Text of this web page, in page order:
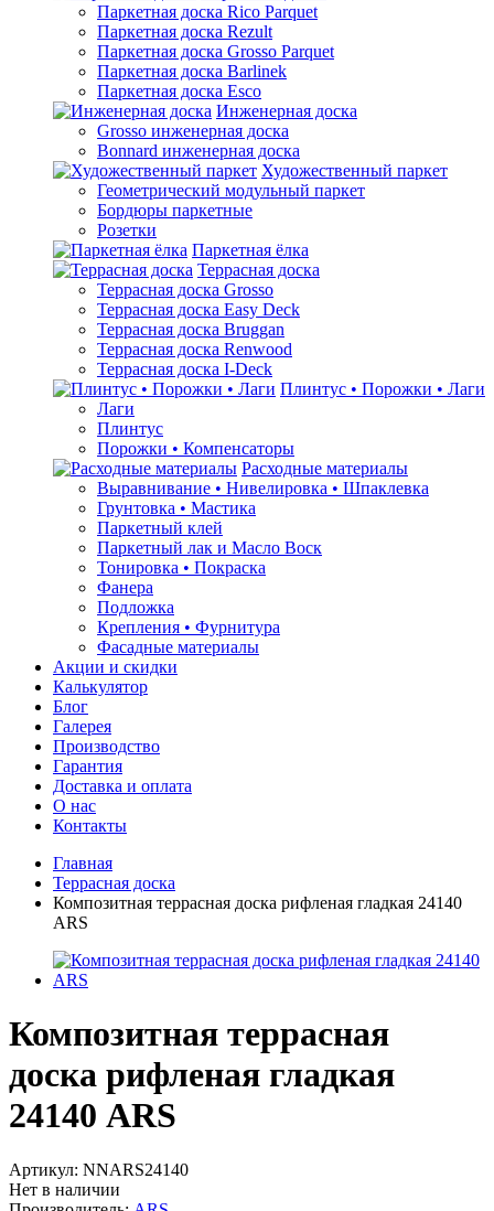
Паркетная доска Rico Parquet
Паркетная доска Rezult
Паркетная доска Grosso Parquet
Паркетная доска Barlinek
Паркетная доска Esco
Инженерная доска
Grosso инженерная доска
Bonnard инженерная доска
Художественный паркет
Геометрический модульный паркет
Бордюры паркетные
Розетки
Паркетная ёлка
Террасная доска
Террасная доска Grosso
Террасная доска Easy Deck
Террасная доска Bruggan
Террасная доска Renwood
Террасная доска I-Deck
Плинтус • Порожки • Лаги
Лаги
Плинтус
Порожки • Компенсаторы
Расходные материалы
Выравнивание • Нивелировка • Шпаклевка
Грунтовкa • Мастика
Паркетный клей
Паркетный лак и Масло Воск
Тонировка • Покраска
Фанера
Подложка
Крепления • Фурнитура
Фасадные материалы
Акции и скидки
Калькулятор
Блог
Галерея
Производство
Гарантия
Доставка и оплата
О нас
Контакты
Главная
Террасная доска
Композитная террасная доска рифленая гладкая 24140
ARS
Композитная террасная
доска рифленая гладкая
24140 ARS
Артикул: NNARS24140
Нет в наличии